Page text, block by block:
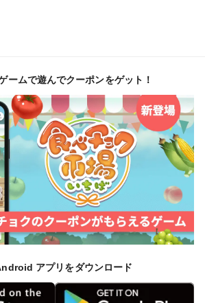
ームで遊んでクーポンをゲット！
アプリをダウンロード